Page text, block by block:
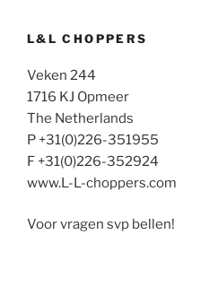
L&L CHOPPERS
Veken 244
1716 KJ Opmeer
The Netherlands
P +31(0)226-351955
F +31(0)226-352924
www.L-L-choppers.com
Voor vragen svp bellen!